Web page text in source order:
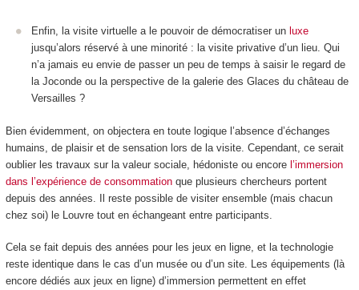
Enfin, la visite virtuelle a le pouvoir de démocratiser un luxe
jusqu’alors réservé à une minorité : la visite privative d’un lieu. Qui
n’a jamais eu envie de passer un peu de temps à saisir le regard de
la Joconde ou la perspective de la galerie des Glaces du château de
Versailles ?
Bien évidemment, on objectera en toute logique l’absence d’échanges
humains, de plaisir et de sensation lors de la visite. Cependant, ce serait
oublier les travaux sur la valeur sociale, hédoniste ou encore l’immersion
dans l’expérience de consommationque plusieurs chercheurs portent
depuis des années. Il reste possible de visiter ensemble (mais chacun
chez soi) le Louvre tout en échangeant entre participants.
Cela se fait depuis des années pour les jeux en ligne, et la technologie
reste identique dans le cas d’un musée ou d’un site. Les équipements (là
encore dédiés aux jeux en ligne) d’immersion permettent en effet